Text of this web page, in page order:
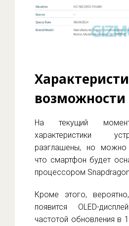
возможности
На текущий
характеристики
разглашены, но можно
что смартфон будет
процессором
Кроме этого,
появится OLED-
частотой обновления в